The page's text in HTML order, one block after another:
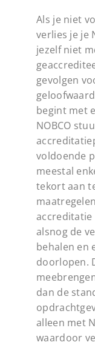
Als je niet
verlies je je
jezelf niet
gevolgen
begint met
NOBCO
voldoende
meestal
tekort aan
alsnog de
behalen en
doorlopen.
dan de
alleen met
waardoor